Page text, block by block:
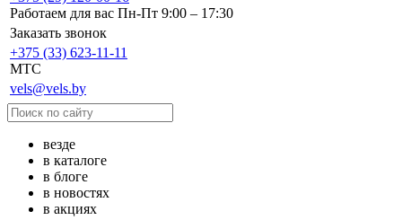
Работаем для вас Пн-Пт 9:00 – 17:30
Заказать звонок
+375 (33) 623-11-11
MTC
vels@vels.by
везде
в каталоге
в блоге
в новостях
в акциях